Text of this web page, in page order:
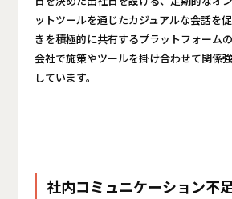
ットツールを通じたカジュアルな会話を
きを積極的に共有するプラットフォーム
会社で施策やツールを掛け合わせて関係
しています。
社内コミュニケーション不